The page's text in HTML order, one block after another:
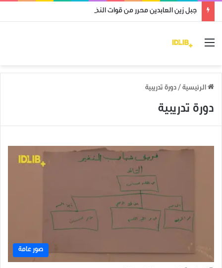
جبل زين العابدين محرر من قوات النظام وميليشياته
القائمة
الرئيسية / دورة تدريبية
دورة تدريبية
صور عامة